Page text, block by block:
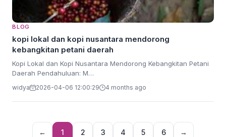
BLOG
kopi lokal dan kopi nusantara mendorong
kebangkitan petani daerah
Kopi Lokal dan Kopi Nusantara Mendorong Kebangkitan Petani
Daerah Pendahuluan: M…
widya 2026-04-06 12:00:29 4 months ago
← 1 2 3 4 5 6 →